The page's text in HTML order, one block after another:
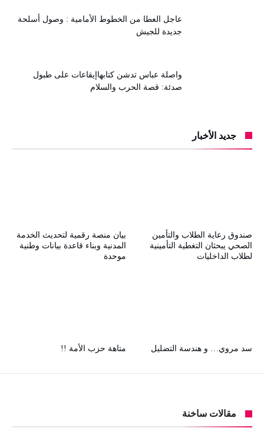
عاجل العطا من الخطوط الأمامية : وصول أسلحة
جديدة للجيش
واصلة عباس تدشن كتابهاإيقاعات على طبول
صدئة: قصة الحرب والسلام
جديد الأخبار
بيان منصة رقمية لتحديث الخدمة
المدنية وبناء قاعدة بيانات وطنية
موحدة
صندوق رعاية الطلاب والتأمين
الصحي يبحثان التغطية التأمينية
لطلاب الداخليات
متاهة حزب الأمة !! سد مروي… و هندسة التضليل
مقالات ساخنة